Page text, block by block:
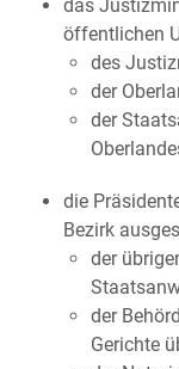
das
öffentlichen
des
der
der
die
Bezirk
der
der
Gerichte